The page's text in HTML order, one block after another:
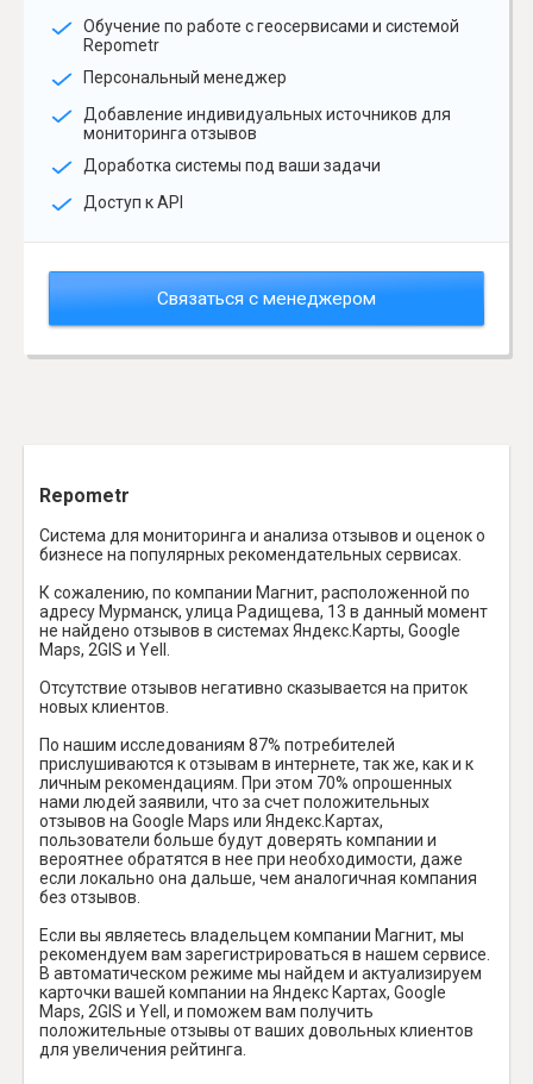
Обучение по работе с геосервисами и системой
Repometr
Персональный менеджер
Добавление индивидуальных источников для
мониторинга отзывов
Доработка системы под ваши задачи
Доступ к API
Связаться с менеджером
Repometr
Система для мониторинга и анализа отзывов и оценок о
бизнесе на популярных рекомендательных сервисах.
К сожалению, по компании Магнит, расположенной по
адресу Мурманск, улица Радищева, 13 в данный момент
не найдено отзывов в системах Яндекс.Карты, Google
Maps, 2GIS и Yell.
Отсутствие отзывов негативно сказывается на приток
новых клиентов.
По нашим исследованиям 87% потребителей
прислушиваются к отзывам в интернете, так же, как и к
личным рекомендациям. При этом 70% опрошенных
нами людей заявили, что за счет положительных
отзывов на Google Maps или Яндекс.Картах,
пользователи больше будут доверять компании и
вероятнее обратятся в нее при необходимости, даже
если локально она дальше, чем аналогичная компания
без отзывов.
Если вы являетесь владельцем компании Магнит, мы
рекомендуем вам зарегистрироваться в нашем сервисе.
В автоматическом режиме мы найдем и актуализируем
карточки вашей компании на Яндекс Картах, Google
Maps, 2GIS и Yell, и поможем вам получить
положительные отзывы от ваших довольных клиентов
для увеличения рейтинга.